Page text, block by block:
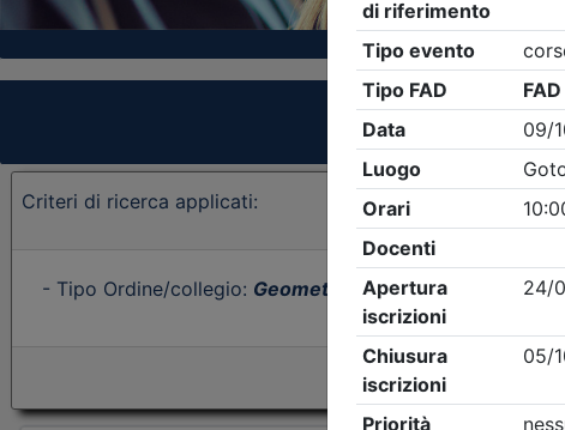
Criteri di ricerca applicati:
- Tipo Ordine/collegio: Geometri - Ordine:Vicenza -